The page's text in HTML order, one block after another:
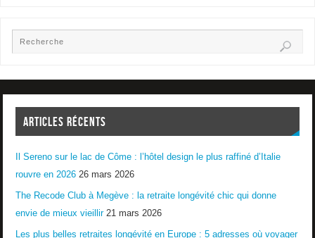
ARTICLES RÉCENTS
Il Sereno sur le lac de Côme : l’hôtel design le plus raffiné d’Italie
rouvre en 2026 26 mars 2026
The Recode Club à Megève : la retraite longévité chic qui donne
envie de mieux vieillir 21 mars 2026
Les plus belles retraites longévité en Europe : 5 adresses où voyager